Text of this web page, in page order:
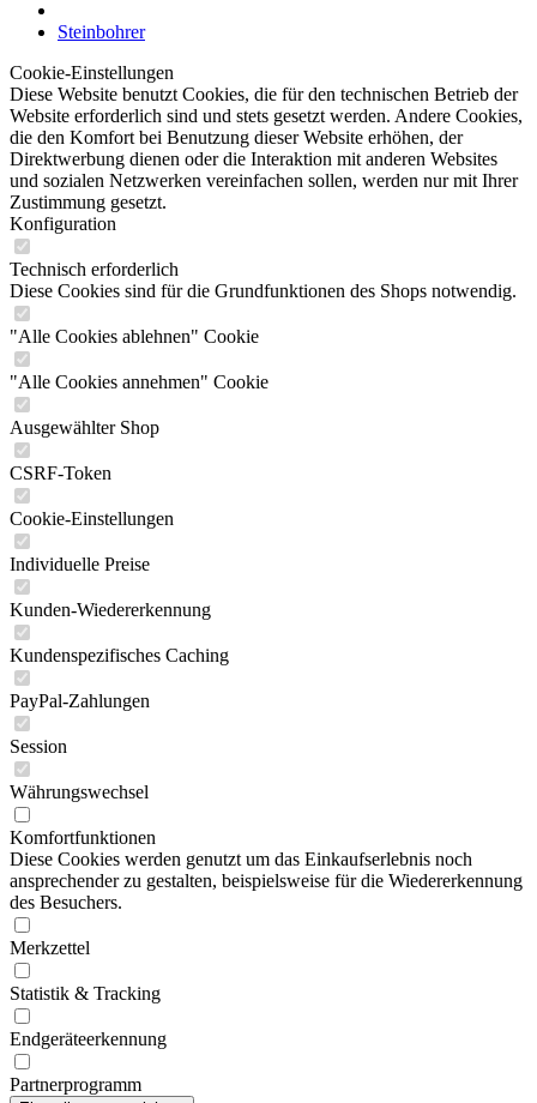
Steinbohrer
Cookie-Einstellungen
Diese Website benutzt Cookies, die für den technischen Betrieb der
Website erforderlich sind und stets gesetzt werden. Andere Cookies,
die den Komfort bei Benutzung dieser Website erhöhen, der
Direktwerbung dienen oder die Interaktion mit anderen Websites
und sozialen Netzwerken vereinfachen sollen, werden nur mit Ihrer
Zustimmung gesetzt.
Konfiguration
Technisch erforderlich
Diese Cookies sind für die Grundfunktionen des Shops notwendig.
"Alle Cookies ablehnen" Cookie
"Alle Cookies annehmen" Cookie
Ausgewählter Shop
CSRF-Token
Cookie-Einstellungen
Individuelle Preise
Kunden-Wiedererkennung
Kundenspezifisches Caching
PayPal-Zahlungen
Session
Währungswechsel
Komfortfunktionen
Diese Cookies werden genutzt um das Einkaufserlebnis noch
ansprechender zu gestalten, beispielsweise für die Wiedererkennung
des Besuchers.
Merkzettel
Statistik & Tracking
Endgeräteerkennung
Partnerprogramm